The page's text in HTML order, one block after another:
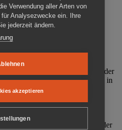
Cottbus ist ein Ort
nah und
DDR gründeten im Oktober
Cottbus e. V. (MRZ), der
Gefängnisses (1860-2002) in
der Gedenkstätte Zuchthaus
der Gedenkstätte steht die
Unrecht während der
und der SED-Diktatur.
und Sonderausstellungen in der
Verwendung aller Arten von
Analysezwecke ein. Ihre
jederzeit ändern.
akzeptieren